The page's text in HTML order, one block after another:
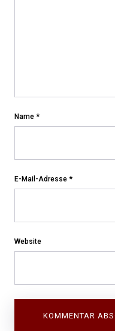
Name *
E-Mail-Adresse *
Website